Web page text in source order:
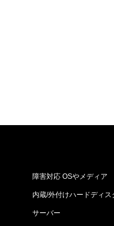
障害対応 OSやメディア
内蔵/外付けハードディス
サーバー